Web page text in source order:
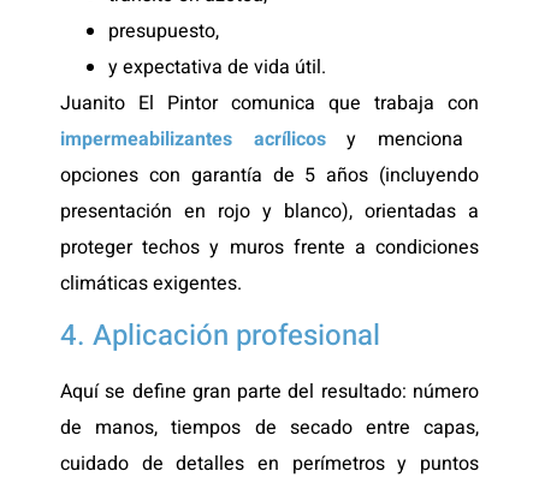
presupuesto,
y expectativa de vida útil.
Juanito El Pintor comunica que trabaja con
impermeabilizantes acrílicosy menciona
opciones con garantía de 5 años (incluyendo
presentación en rojo y blanco), orientadas a
proteger techos y muros frente a condiciones
climáticas exigentes.
4. Aplicación profesional
Aquí se define gran parte del resultado: número
de manos, tiempos de secado entre capas,
cuidado de detalles en perímetros y puntos